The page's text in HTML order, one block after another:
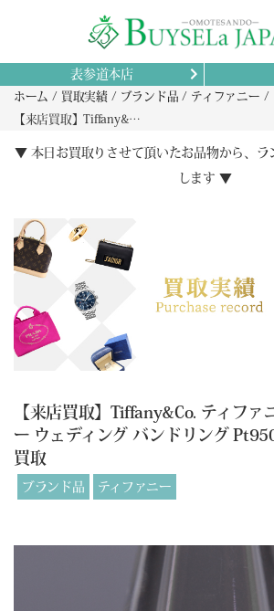
表参道本店
ホーム 買取実績 ブランド品
ティファニー
【来店買取】Tiffany&Co. ティファニー フォーエバー ウェディング バンドリング Pt950 ダイヤモンドの買取
▼ 本日お買取りさせて頂いたお品物から、ラ
します ▼
【来店買取】Tiffany&Co. ティファ
ー ウェディング バンドリング
買取
ブランド品 ティファニー